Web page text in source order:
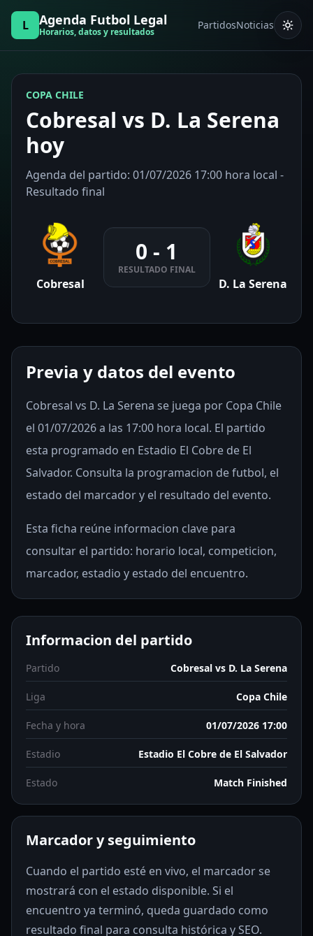
L Agenda Futbol Legal
Horarios, datos y resultados
PartidosNoticias
COPA CHILE
Cobresal vs D. La Serena
hoy
Agenda del partido: 01/07/2026 17:00 hora local -
Resultado final
Cobresal
0 - 1
RESULTADO FINAL
D. La Serena
Previa y datos del evento
Cobresal vs D. La Serena se juega por Copa Chile
el 01/07/2026 a las 17:00 hora local. El partido
esta programado en Estadio El Cobre de El
Salvador. Consulta la programacion de futbol, el
estado del marcador y el resultado del evento.
Esta ficha reúne informacion clave para
consultar el partido: horario local, competicion,
marcador, estadio y estado del encuentro.
Informacion del partido
Partido Cobresal vs D. La Serena
Liga Copa Chile
Fecha y hora 01/07/2026 17:00
Estadio Estadio El Cobre de El Salvador
Estado Match Finished
Marcador y seguimiento
Cuando el partido esté en vivo, el marcador se
mostrará con el estado disponible. Si el
encuentro ya terminó, queda guardado como
resultado final para consulta histórica y SEO.